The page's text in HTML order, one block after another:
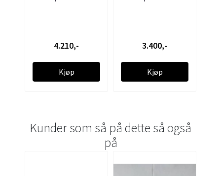
4.210,-
Kjøp
3.400,-
Kjøp
Kunder som så på dette så også
på